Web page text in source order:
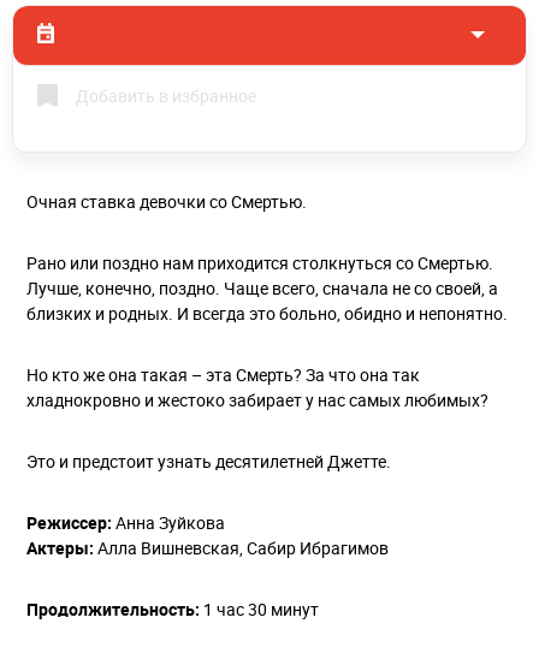
Добавить в избранное
Очная ставка девочки со Смертью.
Рано или поздно нам приходится столкнуться со Смертью.
Лучше, конечно, поздно. Чаще всего, сначала не со своей, а
близких и родных. И всегда это больно, обидно и непонятно.
Но кто же она такая – эта Смерть? За что она так
хладнокровно и жестоко забирает у нас самых любимых?
Это и предстоит узнать десятилетней Джетте.
Режиссер: Анна Зуйкова
Актеры: Алла Вишневская, Сабир Ибрагимов
Продолжительность: 1 час 30 минут